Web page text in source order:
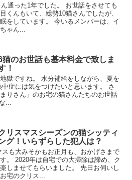
通った1年でした。 お世話をさせても
くんもいて、総勢10猫さんでしたが、
をしています。 今いるメンバーは、イ
ゃん...
猫のお世話も基本料金で致しま
！
獄ですね。 水分補給をしながら、夏を
症には気をつけたいと思います。 さ
りさん」のお宅の猫さんたちのお世話
...
リスマスシーズンの猫シッティ
グ！いらずらした犯人は？
も大みそかもお正月も、おかげさまで
。 2020年は自宅での大掃除は諦め、ク
しませてもらいました。 先日お伺いし
宅のクリス...